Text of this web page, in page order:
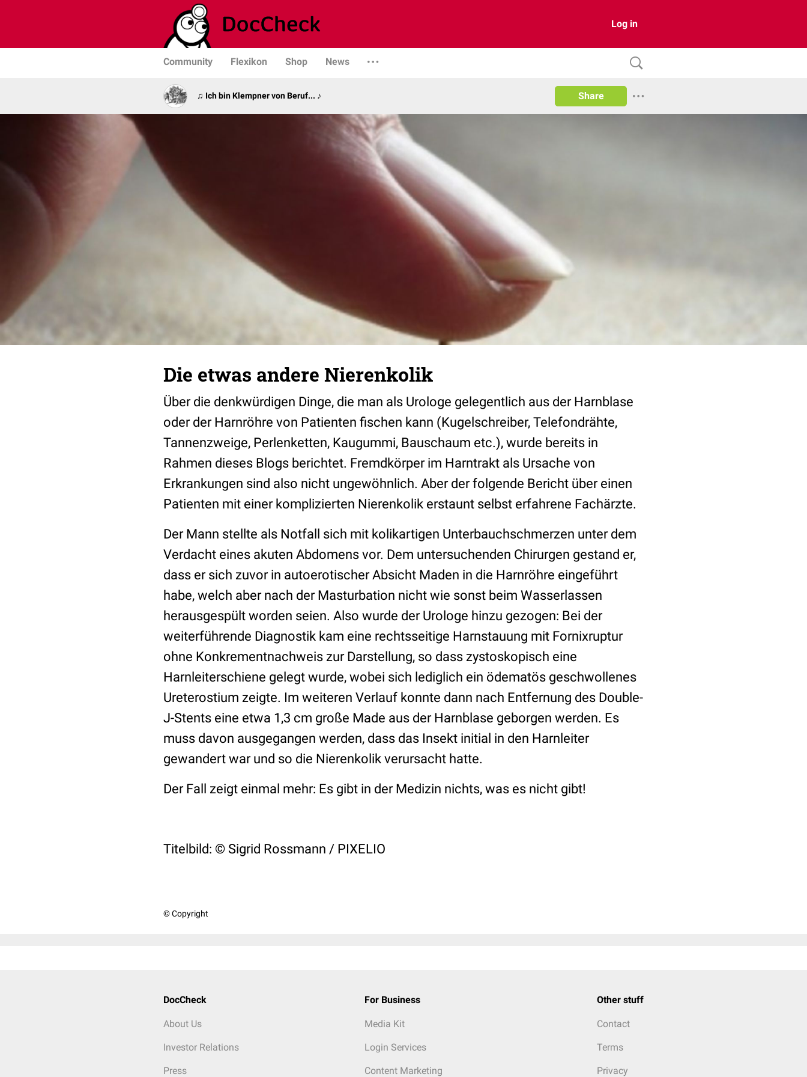
Log in
Community Flexikon Shop News
♫ Ich bin Klempner von Beruf... ♪ Share
Die etwas andere Nierenkolik
Über die denkwürdigen Dinge, die man als Urologe gelegentlich aus der Harnblase
oder der Harnröhre von Patienten fischen kann (Kugelschreiber, Telefondrähte,
Tannenzweige, Perlenketten, Kaugummi, Bauschaum etc.), wurde bereits in
Rahmen dieses Blogs berichtet. Fremdkörper im Harntrakt als Ursache von
Erkrankungen sind also nicht ungewöhnlich. Aber der folgende Bericht über einen
Patienten mit einer komplizierten Nierenkolik erstaunt selbst erfahrene Fachärzte.
Der Mann stellte als Notfall sich mit kolikartigen Unterbauchschmerzen unter dem
Verdacht eines akuten Abdomens vor. Dem untersuchenden Chirurgen gestand er,
dass er sich zuvor in autoerotischer Absicht Maden in die Harnröhre eingeführt
habe, welch aber nach der Masturbation nicht wie sonst beim Wasserlassen
herausgespült worden seien. Also wurde der Urologe hinzu gezogen: Bei der
weiterführende Diagnostik kam eine rechtsseitige Harnstauung mit Fornixruptur
ohne Konkrementnachweis zur Darstellung, so dass zystoskopisch eine
Harnleiterschiene gelegt wurde, wobei sich lediglich ein ödematös geschwollenes
Ureterostium zeigte. Im weiteren Verlauf konnte dann nach Entfernung des Double-
J-Stents eine etwa 1,3 cm große Made aus der Harnblase geborgen werden. Es
muss davon ausgegangen werden, dass das Insekt initial in den Harnleiter
gewandert war und so die Nierenkolik verursacht hatte.
Der Fall zeigt einmal mehr: Es gibt in der Medizin nichts, was es nicht gibt!
Titelbild: © Sigrid Rossmann / PIXELIO
© Copyright
DocCheck
About Us
Investor Relations
Press
For Business
Media Kit
Login Services
Content Marketing
Other stuff
Contact
Terms
Privacy